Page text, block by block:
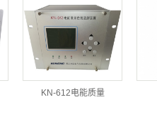
KN-612电能质量